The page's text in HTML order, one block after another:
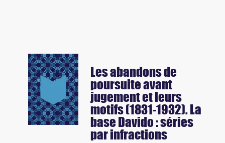
Les abandons de
poursuite avant
jugement et leurs
motifs (1831-1932). La
base Davido : séries
par infractions